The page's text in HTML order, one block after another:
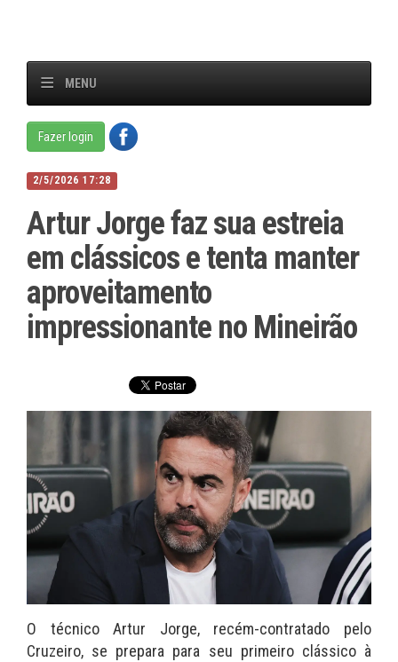
MENU
Fazer login
2/5/2026 17:28
Artur Jorge faz sua estreia
em clássicos e tenta manter
aproveitamento
impressionante no Mineirão
O técnico Artur Jorge, recém-contratado pelo
Cruzeiro, se prepara para seu primeiro clássico à